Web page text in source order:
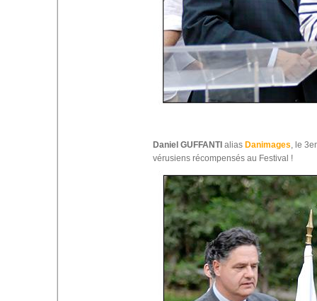
Daniel GUFFANTI alias Danimages, le
vérusiens récompensés au Festival !